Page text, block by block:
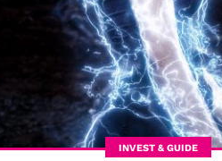
INVEST & GUIDE